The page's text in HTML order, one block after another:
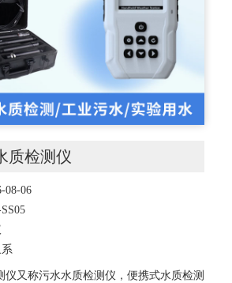
质检测仪
08-06
仪又称污水水质检测仪，便携式水质检测